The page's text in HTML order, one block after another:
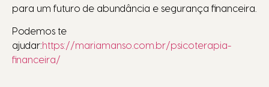
para um futuro de abundância e segurança financeira.
Podemos te
ajudar:https://mariamanso.com.br/psicoterapia-
financeira/